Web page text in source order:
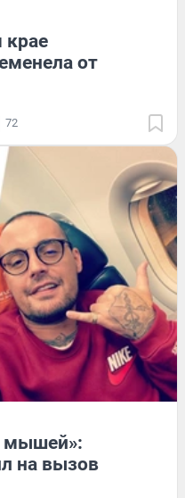
от
72
мышей»:
на вызов